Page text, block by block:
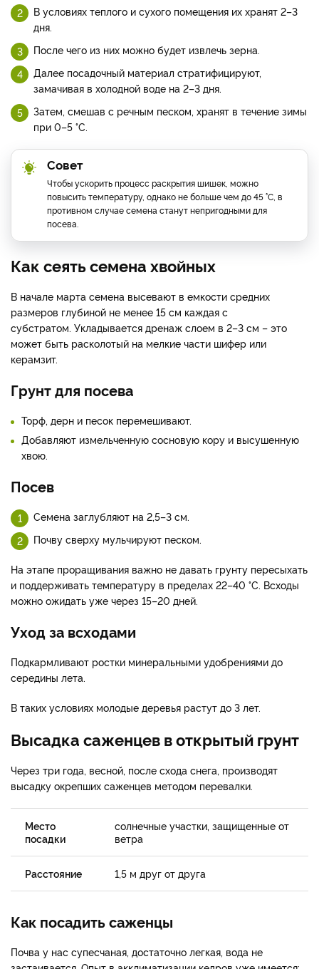
В условиях теплого и сухого помещения их хранят 2–3
дня.
После чего из них можно будет извлечь зерна.
Далее посадочный материал стратифицируют,
замачивая в холодной воде на 2–3 дня.
Затем, смешав с речным песком, хранят в течение зимы
при 0–5 °С.
Совет
Чтобы ускорить процесс раскрытия шишек, можно
повысить температуру, однако не больше чем до 45 °С, в
противном случае семена станут непригодными для
посева.
Как сеять семена хвойных
В начале марта семена высевают в емкости средних
размеров глубиной не менее 15 см каждая с
субстратом. Укладывается дренаж слоем в 2–3 см – это
может быть расколотый на мелкие части шифер или
керамзит.
Грунт для посева
Торф, дерн и песок перемешивают.
Добавляют измельченную сосновую кору и высушенную
хвою.
Посев
Семена заглубляют на 2,5–3 см.
Почву сверху мульчируют песком.
На этапе проращивания важно не давать грунту пересыхать
и поддерживать температуру в пределах 22–40 °С. Всходы
можно ожидать уже через 15–20 дней.
Уход за всходами
Подкармливают ростки минеральными удобрениями до
середины лета.
В таких условиях молодые деревья растут до 3 лет.
Высадка саженцев в открытый грунт
Через три года, весной, после схода снега, производят
высадку окрепших саженцев методом перевалки.
Место
посадки
солнечные участки, защищенные от
ветра
Расстояние 1,5 м друг от друга
Как посадить саженцы
Почва у нас супесчаная, достаточно легкая, вода не